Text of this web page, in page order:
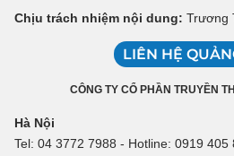
Chịu trách nhiệm nội dung: Trương
LIÊN HỆ
CÔNG TY CỔ PHẦN TRUYỀN
Hà Nội
Tel: 04 3772 7988 - Hotline: 0919 405